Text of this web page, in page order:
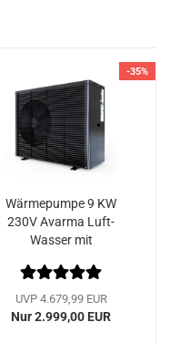
-35%
Wärmepumpe 9 KW
230V Avarma Luft-
Wasser mit
Monoblock Hofman
Energy
UVP 4.679,99 EUR
Nur 2.999,00 EUR